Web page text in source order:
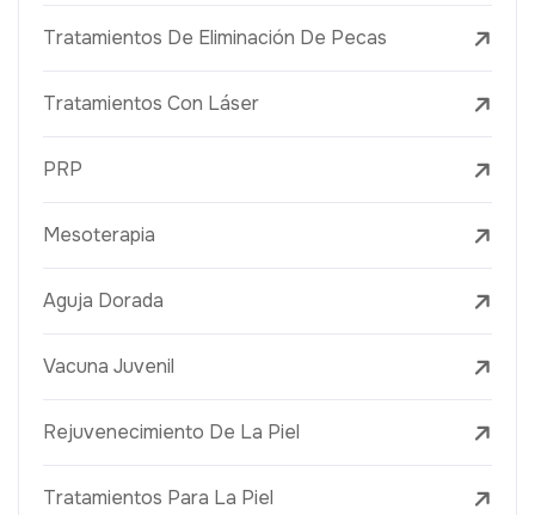
Tratamientos De Eliminación De Pecas
Tratamientos Con Láser
PRP
Mesoterapia
Aguja Dorada
Vacuna Juvenil
Rejuvenecimiento De La Piel
Tratamientos Para La Piel